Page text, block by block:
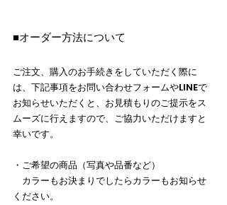
■オーダー方法について
ご注文、購入のお手続きをしていただく際に
は、下記事項をお問い合わせフォームやLINEで
お知らせいただくと、お見積もりのご提示をス
ムーズに行えますので、ご協力いただけますと
幸いです。
・ご希望の商品（写真や品番など）
カラーもお決まりでしたらカラーもお知らせ
ください。